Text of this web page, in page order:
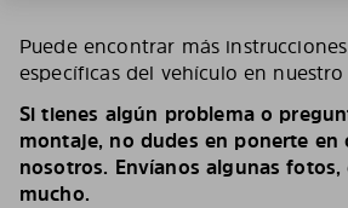
Puede encontrar más
específicas del vehículo en nuestro
Si tienes algún problema o
montaje, no dudes en ponerte en
nosotros. Envíanos algunas
mucho.